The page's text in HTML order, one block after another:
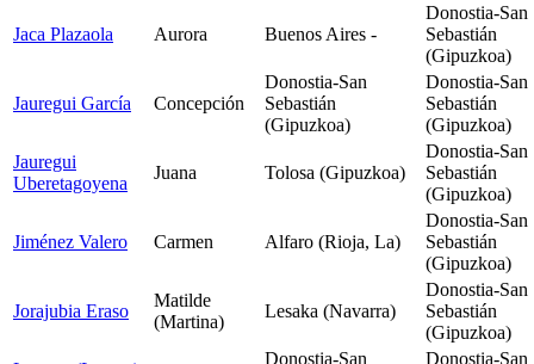
Jaca Plazaola Aurora Buenos Aires -
Donostia-San
Sebastián
(Gipuzkoa)
Jauregui García Concepción
Donostia-San
Sebastián
(Gipuzkoa)
Donostia-San
Sebastián
(Gipuzkoa)
Jauregui
Uberetagoyena
Juana Tolosa (Gipuzkoa)
Donostia-San
Sebastián
(Gipuzkoa)
Jiménez Valero Carmen Alfaro (Rioja, La)
Donostia-San
Sebastián
(Gipuzkoa)
Jorajubia Eraso
Matilde
(Martina)
Lesaka (Navarra)
Donostia-San
Sebastián
(Gipuzkoa)
Donostia-San Donostia-San